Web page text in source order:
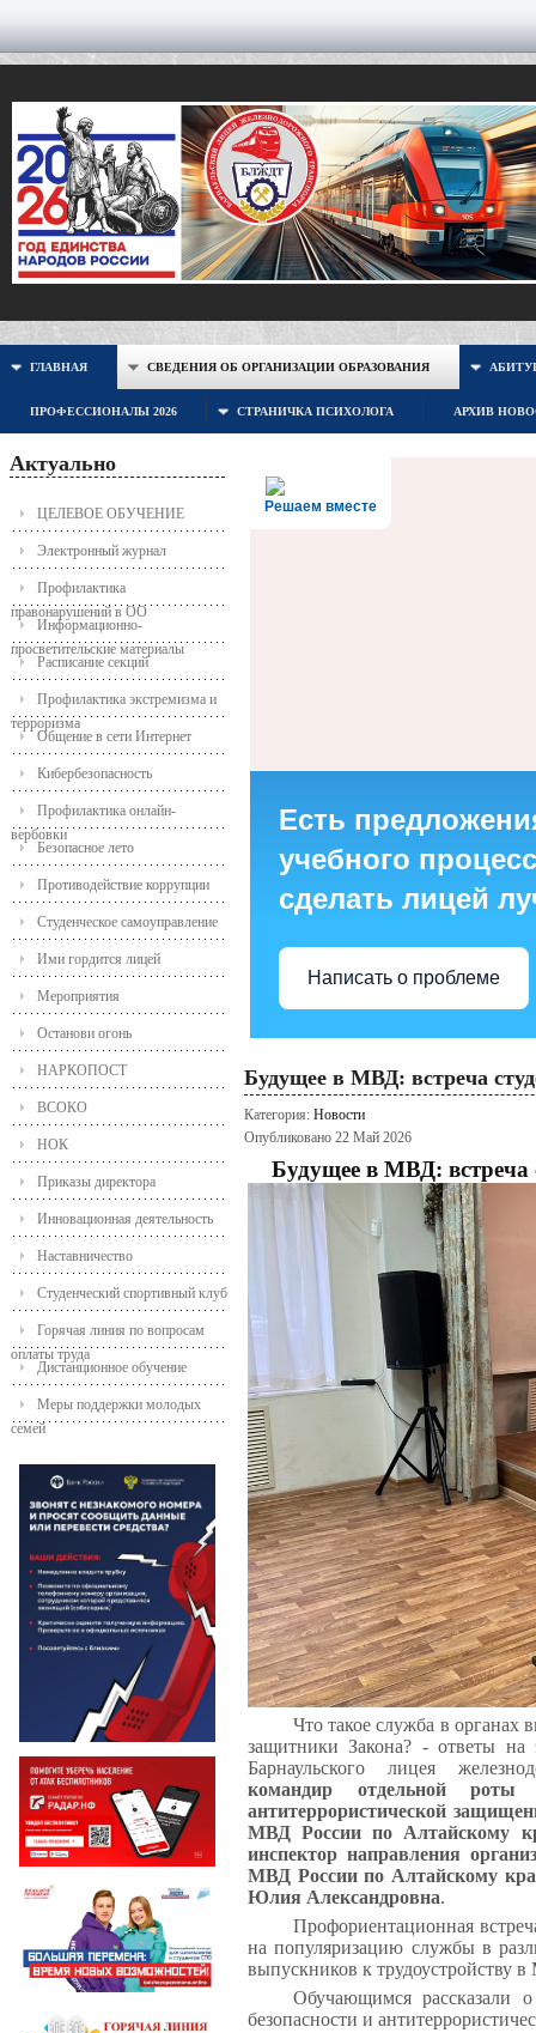
ГЛАВНАЯ СВЕДЕНИЯ ОБ ОРГАНИЗАЦИИ ОБРАЗОВАНИЯ
ПРОФЕССИОНАЛЫ 2026 СТРАНИЧКА ПСИХОЛОГА АРХИВ
Актуально
ЦЕЛЕВОЕ ОБУЧЕНИЕ
Электронный журнал
Профилактика
правонарушений в ОО
Информационно-
просветительские материалы
Расписание секций
Профилактика экстремизма и
терроризма
Общение в сети Интернет
Кибербезопасность
Профилактика онлайн-
вербовки
Безопасное лето
Противодействие коррупции
Студенческое самоуправление
Ими гордится лицей
Мероприятия
Останови огонь
НАРКОПОСТ
ВСОКО
НОК
Приказы директора
Инновационная деятельность
Наставничество
Студенческий спортивный клуб
Горячая линия по вопросам
оплаты труда
Дистанционное обучение
Меры поддержки молодых
семей
Решаем вместе
Есть
учебного
сделать лицей
Написать о проблеме
Будущее в МВД: встреча
Категория: Новости
Опубликовано 22 Май 2026
Будущее в МВД: встреча
Что такое служба в органах
защитники Закона? - ответы
Барнаульского лицея
командир отдельной роты
антитеррористической
МВД России по Алтайскому
инспектор направления
МВД России по Алтайскому
Юлия Александровна.
Профориентационная
на популяризацию службы в
выпускников к трудоустройству
Обучающимся рассказали
безопасности и